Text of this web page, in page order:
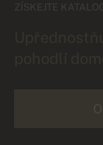
ZÍSKEJTE